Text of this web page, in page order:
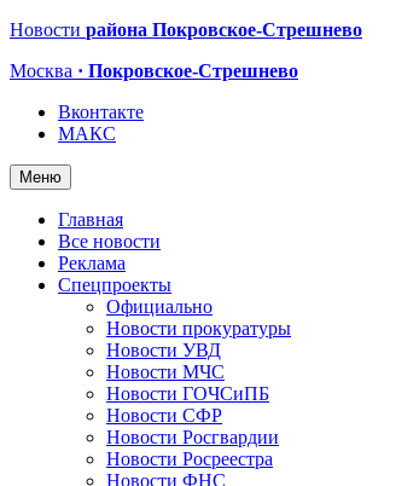
Новости района Покровское-Стрешнево
Москва · Покровское-Стрешнево
Вконтакте
МАКС
Меню
Главная
Все новости
Реклама
Спецпроекты
Официально
Новости прокуратуры
Новости УВД
Новости МЧС
Новости ГОЧСиПБ
Новости СФР
Новости Росгвардии
Новости Росреестра
Новости ФНС